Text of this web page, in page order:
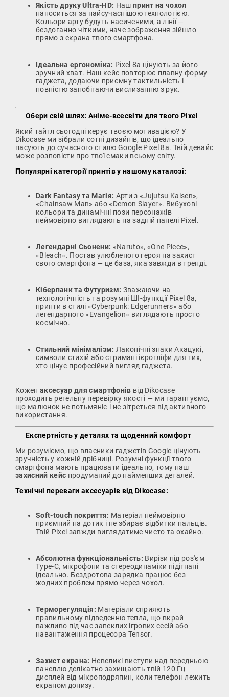
Якість друку Ultra-HD: Нашпринт на чохол
наноситься за найсучаснішою технологією.
Кольори арту будуть насиченими, а лінії —
бездоганно чіткими, наче зображення зійшло
прямо з екрана твого смартфона.
Ідеальна ергономіка: Pixel 8a цінують за його
зручний хват. Наш кейс повторює плавну форму
гаджета, додаючи приємну тактильність і
повністю запобігаючи вислизанню з рук.
Обери свій шлях: Аніме-всесвіти для твого Pixel
Який тайтл сьогодні керує твоєю мотивацією? У
Dikocase ми зібрали сотні дизайнів, що ідеально
пасують до сучасного стилю Google Pixel 8a. Твій девайс
може розповісти про твої смаки всьому світу.
Популярні категорії принтів у нашому каталозі:
Dark Fantasy та Магія: Арти з «Jujutsu Kaisen»,
«Chainsaw Man» або «Demon Slayer». Вибухові
кольори та динамічні пози персонажів
неймовірно виглядають на задній панелі Pixel.
Легендарні Сьонени: «Naruto», «One Piece»,
«Bleach». Постав улюбленого героя на захист
свого смартфона — це база, яка завжди в тренді.
Кіберпанк та Футуризм: Зважаючи на
технологічність та розумні ШІ-функції Pixel 8a,
принти в стилі «Cyberpunk: Edgerunners» або
легендарного «Evangelion» виглядають просто
космічно.
Стильний мінімалізм: Лаконічні знаки Акацукі,
символи стихій або стримані ієрогліфи для тих,
хто цінує професійний вигляд гаджета.
Кожен аксесуар для смартфонів від Dikocase
проходить ретельну перевірку якості — ми гарантуємо,
що малюнок не потьмяніє і не зітреться від активного
використання.
Експертність у деталях та щоденний комфорт
Ми розуміємо, що власники гаджетів Google цінують
зручність у кожній дрібниці. Розумні функції твого
смартфона мають працювати ідеально, тому наш
захисний кейс продуманий до найменших деталей.
Технічні переваги аксесуарів від Dikocase:
Soft-touch покриття: Матеріал неймовірно
приємний на дотик і не збирає відбитки пальців.
Твій Pixel завжди виглядатиме чисто та охайно.
Абсолютна функціональність: Вирізи під роз'єм
Type-C, мікрофони та стереодинаміки підігнані
ідеально. Бездротова зарядка працює без
жодних проблем прямо через чохол.
Терморегуляція: Матеріали сприяють
правильному відведенню тепла, що вкрай
важливо під час запеклих ігрових сесій або
навантаження процесора Tensor.
Захист екрана: Невеликі виступи над передньою
панеллю делікатно захищають твій 120 Гц
дисплей від мікроподряпин, коли телефон лежить
екраном донизу.